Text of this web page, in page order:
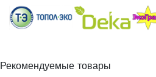
Рекомендуемые товары